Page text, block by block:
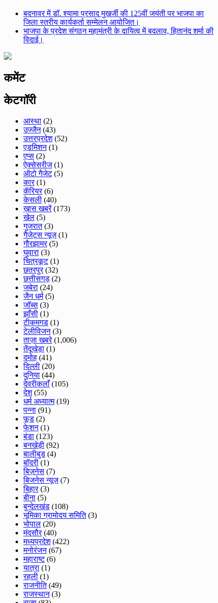
बदनावर में डॉ. श्यामा प्रसाद मुखर्जी की 125वीं जयंती पर भाजपा का
जिला स्तरीय कार्यकर्ता सम्मेलन आयोजित।
भाजपा के प्रदेश संगठन महामंत्री के दायित्व में बदलाव, हितानंद शर्मा की
विदाई।
कमेंट
केटगॉरी
आस्था (2)
उज्जैन(43)
उत्तरप्रदेश(52)
एडमिशन(1)
एप्स (2)
ऐक्सेसरीज(1)
ऑटो गैजेट(5)
कार(1)
कॅरियर(6)
केसली (40)
ख़ास खबरें(173)
खेल (5)
गुजरात(3)
गैजेट्स न्यूज़(1)
गौरझामर(5)
घुवारा (3)
चित्रकूट(1)
छतरपुर(32)
छत्तीसगड़ (2)
जबेरा (24)
जैन धर्म(5)
जॉब्स (3)
झाँसी (1)
टीकमगड (1)
टेलीविजन(3)
ताज़ा खबरे(1,006)
तेंदूखेड़ा (1)
दमोह (41)
दिल्ली (20)
दुनिया (44)
देवरीकलाँ(105)
देश(55)
धर्म अध्यात्म(19)
पन्ना (91)
फूड (2)
फेशन(1)
बंडा (123)
बनखेड़ी (92)
बालीबुड (4)
बाॅदरी (1)
बिज़नेस (7)
बिजनेस न्यूज़(7)
बिहार(3)
बीना (5)
बुन्देलखंड (108)
भूमिका ग्रामोदय समिति(3)
भोपाल (20)
मंदसौर(40)
मध्यप्रदेश(422)
मनोरंजन(67)
महाराष्ट(6)
यात्रा (1)
रहली (1)
राजनीति(49)
राजस्थान(3)